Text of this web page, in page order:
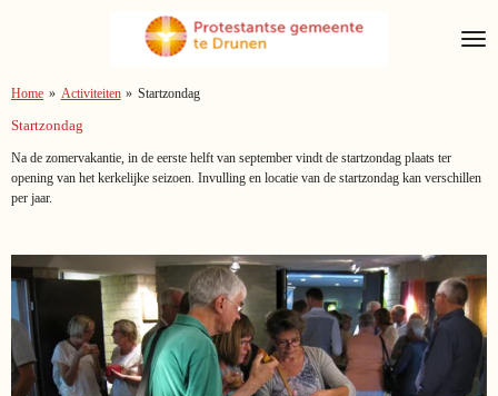
hoofdinhoud
Home » Activiteiten » Startzondag
Startzondag
Na de zomervakantie, in de eerste helft van september vindt de startzondag plaats ter
opening van het kerkelijke seizoen. Invulling en locatie van de startzondag kan verschillen
per jaar.